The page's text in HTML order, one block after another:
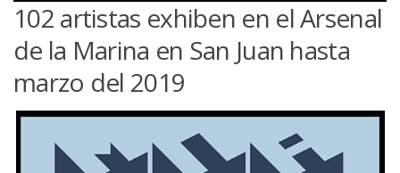
102 artistas exhiben en el Arsenal
de la Marina en San Juan hasta
marzo del 2019